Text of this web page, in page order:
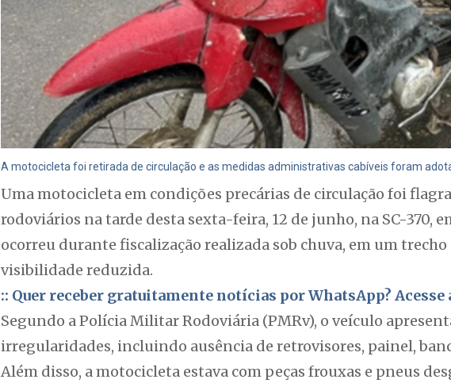
A motocicleta foi retirada de circulação e as medidas administrativas cabíveis foram
Uma motocicleta em condições precárias de circulação foi
rodoviários na tarde desta sexta-feira, 12 de junho, na SC-370,
ocorreu durante fiscalização realizada sob chuva, em um
visibilidade reduzida.
:: Quer receber gratuitamente notícias por WhatsApp? Acesse
Segundo a Polícia Militar Rodoviária (PMRv), o veículo
irregularidades, incluindo ausência de retrovisores, painel,
Além disso, a motocicleta estava com peças frouxas e pneus